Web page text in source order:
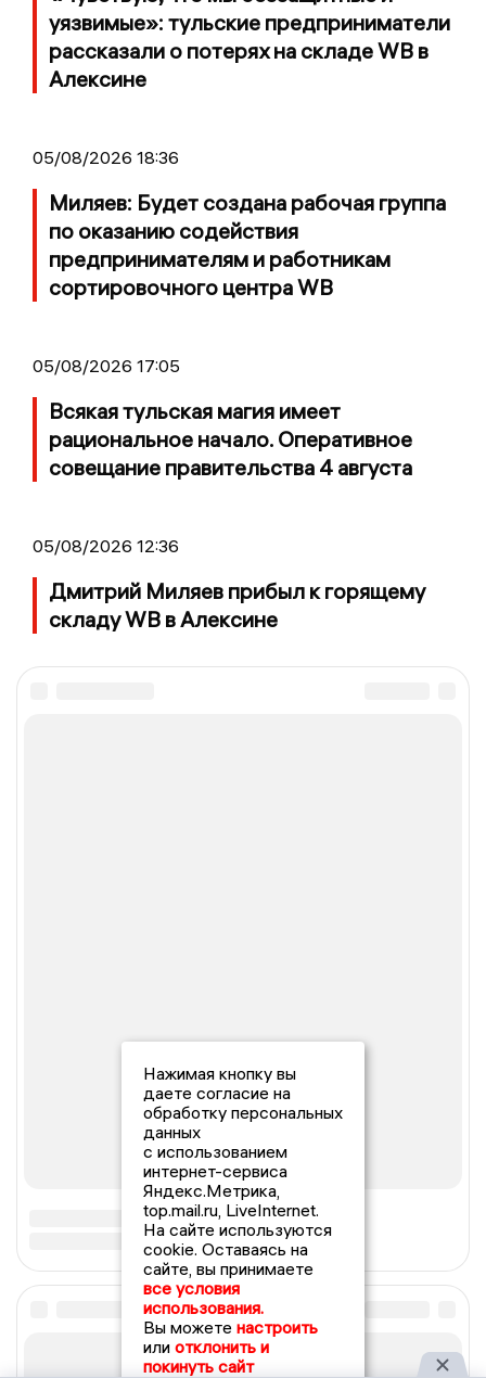
уязвимые»: тульские предприниматели
рассказали о потерях на складе WB в
Алексине
05/08/2026 18:36
Миляев: Будет создана рабочая группа
по оказанию содействия
предпринимателям и работникам
сортировочного центра WB
05/08/2026 17:05
Всякая тульская магия имеет
рациональное начало. Оперативное
совещание правительства 4 августа
05/08/2026 12:36
Дмитрий Миляев прибыл к горящему
складу WB в Алексине
Нажимая кнопку вы
даете согласие на
обработку персональных
данных
с использованием
интернет-сервиса
Яндекс.Метрика,
top.mail.ru, LiveInternet.
На сайте используются
cookie. Оставаясь на
сайте, вы принимаете
все условия
использования.
Вы можете настроить
или отклонить и
покинуть сайт